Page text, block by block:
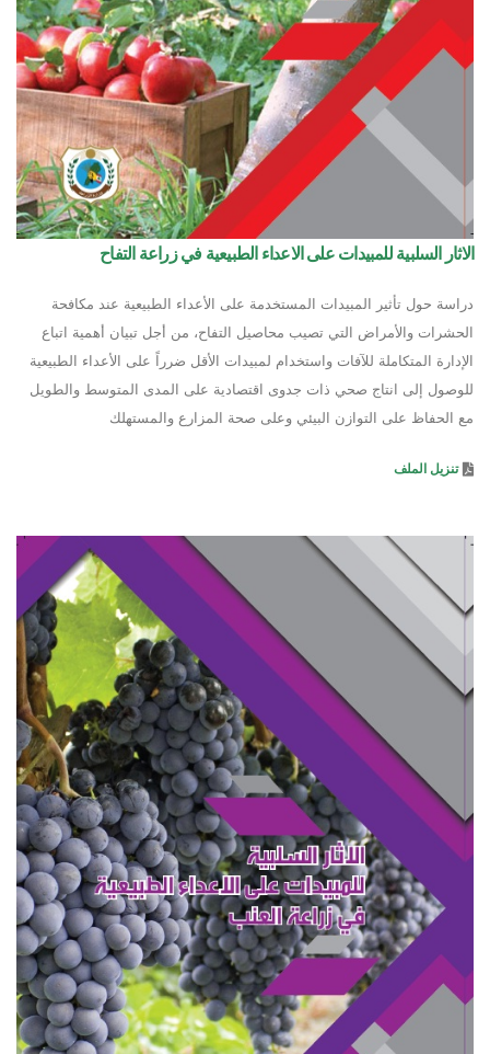
الاثار السلبية للمبيدات على الاعداء الطبيعية في زراعة التفاح
دراسة حول تأثير المبيدات المستخدمة على الأعداء الطبيعية عند مكافحة
الحشرات والأمراض التي تصيب محاصيل التفاح، من أجل تبيان أهمية اتباع
الإدارة المتكاملة للآفات واستخدام لمبيدات الأقل ضرراً على الأعداء الطبيعية
للوصول إلى انتاج صحي ذات جدوى اقتصادية على المدى المتوسط والطويل
مع الحفاظ على التوازن البيئي وعلى صحة المزارع والمستهلك
تنزيل الملف